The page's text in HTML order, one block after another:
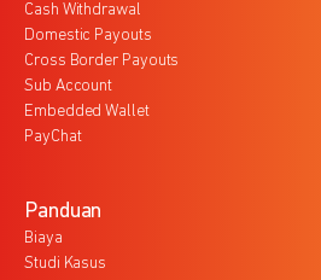
Cash Withdrawal
Domestic Payouts
Cross Border Payouts
Sub Account
Embedded Wallet
PayChat
Panduan
Biaya
Studi Kasus